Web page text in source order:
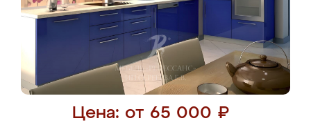
Цена: от 65 000 ₽